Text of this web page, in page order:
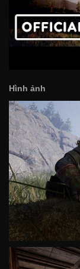
Hình ảnh